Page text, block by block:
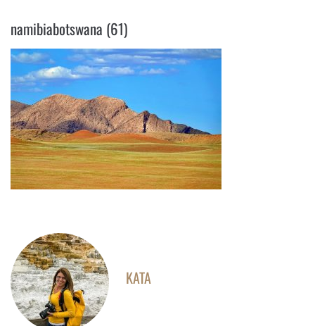
namibiabotswana (61)
KATA